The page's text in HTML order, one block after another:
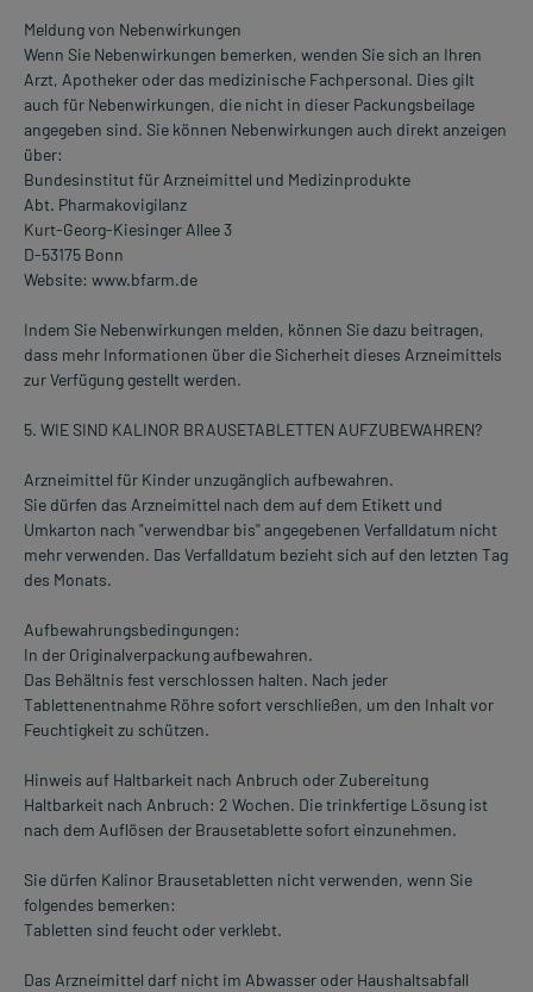
Meldung von Nebenwirkungen
Wenn Sie Nebenwirkungen bemerken, wenden Sie sich an Ihren
Arzt, Apotheker oder das medizinische Fachpersonal. Dies gilt
auch für Nebenwirkungen, die nicht in dieser Packungsbeilage
angegeben sind. Sie können Nebenwirkungen auch direkt anzeigen
über:
Bundesinstitut für Arzneimittel und Medizinprodukte
Abt. Pharmakovigilanz
Kurt-Georg-Kiesinger Allee 3
D-53175 Bonn
Website: www.bfarm.de
Indem Sie Nebenwirkungen melden, können Sie dazu beitragen,
dass mehr Informationen über die Sicherheit dieses Arzneimittels
zur Verfügung gestellt werden.
5. WIE SIND KALINOR BRAUSETABLETTEN AUFZUBEWAHREN?
Arzneimittel für Kinder unzugänglich aufbewahren.
Sie dürfen das Arzneimittel nach dem auf dem Etikett und
Umkarton nach "verwendbar bis" angegebenen Verfalldatum nicht
mehr verwenden. Das Verfalldatum bezieht sich auf den letzten Tag
des Monats.
Aufbewahrungsbedingungen:
In der Originalverpackung aufbewahren.
Das Behältnis fest verschlossen halten. Nach jeder
Tablettenentnahme Röhre sofort verschließen, um den Inhalt vor
Feuchtigkeit zu schützen.
Hinweis auf Haltbarkeit nach Anbruch oder Zubereitung
Haltbarkeit nach Anbruch: 2 Wochen. Die trinkfertige Lösung ist
nach dem Auflösen der Brausetablette sofort einzunehmen.
Sie dürfen Kalinor Brausetabletten nicht verwenden, wenn Sie
folgendes bemerken:
Tabletten sind feucht oder verklebt.
Das Arzneimittel darf nicht im Abwasser oder Haushaltsabfall